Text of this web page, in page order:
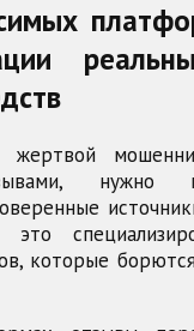
нужно
которые